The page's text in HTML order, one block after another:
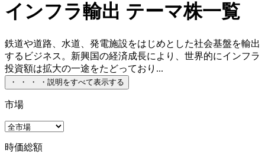
インフラ輸出 テーマ株一覧
鉄道や道路、水道、発電施設をはじめとした社会基盤を輸出
するビジネス。新興国の経済成長により、世界的にインフラ
投資額は拡大の一途をたどっており...
・ ・ ・ ・ 説明をすべて表示する
市場
時価総額